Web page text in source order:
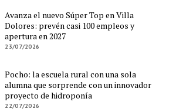
Avanza el nuevo Súper Top en Villa
Dolores: prevén casi 100 empleos y
apertura en 2027
23/07/2026
Pocho: la escuela rural con una sola
alumna que sorprende con un innovador
proyecto de hidroponía
22/07/2026